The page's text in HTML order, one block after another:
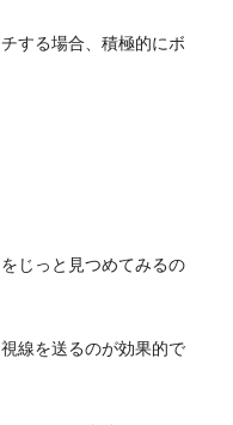
する場合、積極的にボ
じっと見つめてみるの
線を送るのが効果的で